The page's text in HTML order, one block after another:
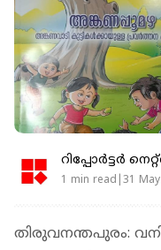
റിപ്പോർട്ടർ
1 min read|31
തിരുവനന്തപുരം: